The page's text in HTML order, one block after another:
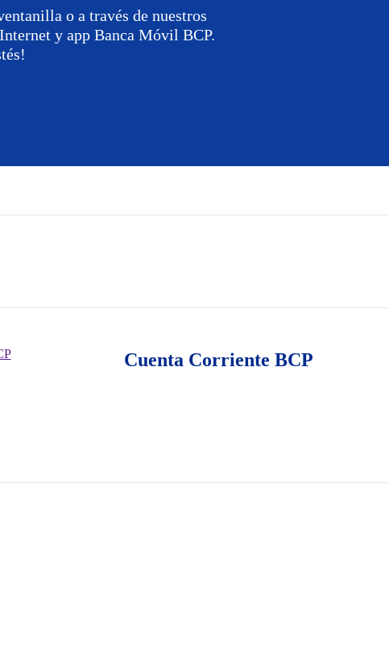
o a través de nuestros
y app Banca Móvil BCP.
Cuenta Corriente BCP